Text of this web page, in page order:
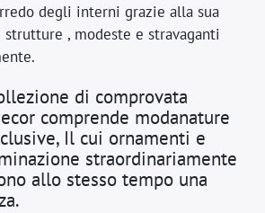
degli interni grazie alla sua
, modeste e stravaganti
di comprovata
comprende modanature
Il cui ornamenti e
straordinariamente
allo stesso tempo una